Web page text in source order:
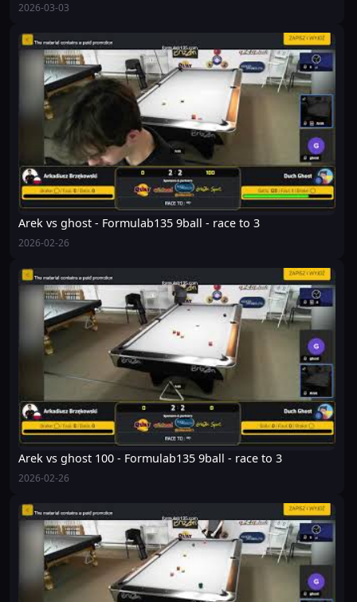
2026-03-03
Arek vs ghost - Formulab135 9ball - race to 3
2026-02-26
Arek vs ghost 100 - Formulab135 9ball - race to 3
2026-02-26